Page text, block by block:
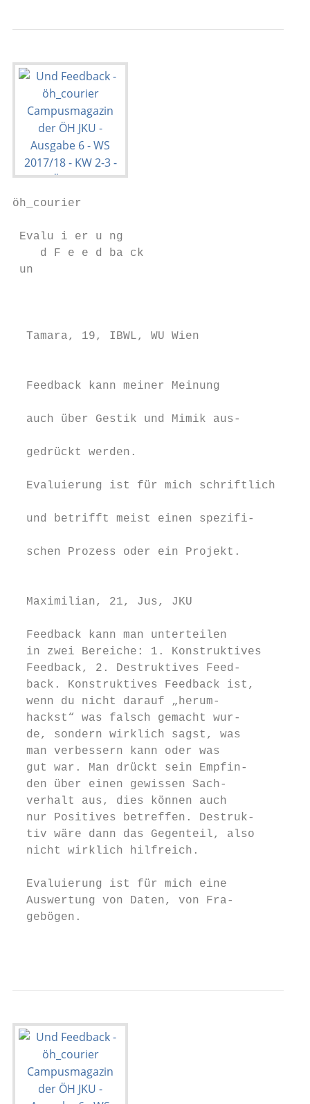
öh_courier
Evalu i er u ng
    d F e e d ba ck
un
  Tamara, 19, IBWL, WU Wien
  Feedback kann meiner Meinung
  auch über Gestik und Mimik aus-
  gedrückt werden.
  Evaluierung ist für mich schriftlich
  und betrifft meist einen spezifi-
  schen Prozess oder ein Projekt.
  Maximilian, 21, Jus, JKU
  Feedback kann man unterteilen
  in zwei Bereiche: 1. Konstruktives
  Feedback, 2. Destruktives Feed-
  back. Konstruktives Feedback ist,
  wenn du nicht darauf „herum-
  hackst“ was falsch gemacht wur-
  de, sondern wirklich sagst, was
  man verbessern kann oder was
gut war. Man drückt sein Empfin-
  den über einen gewissen Sach-
verhalt aus, dies können auch
nur Positives betreffen. Destruk-
tiv wäre dann das Gegenteil, also
nicht wirklich hilfreich.
Evaluierung ist für mich eine
Auswertung von Daten, von Fra-
gebögen.